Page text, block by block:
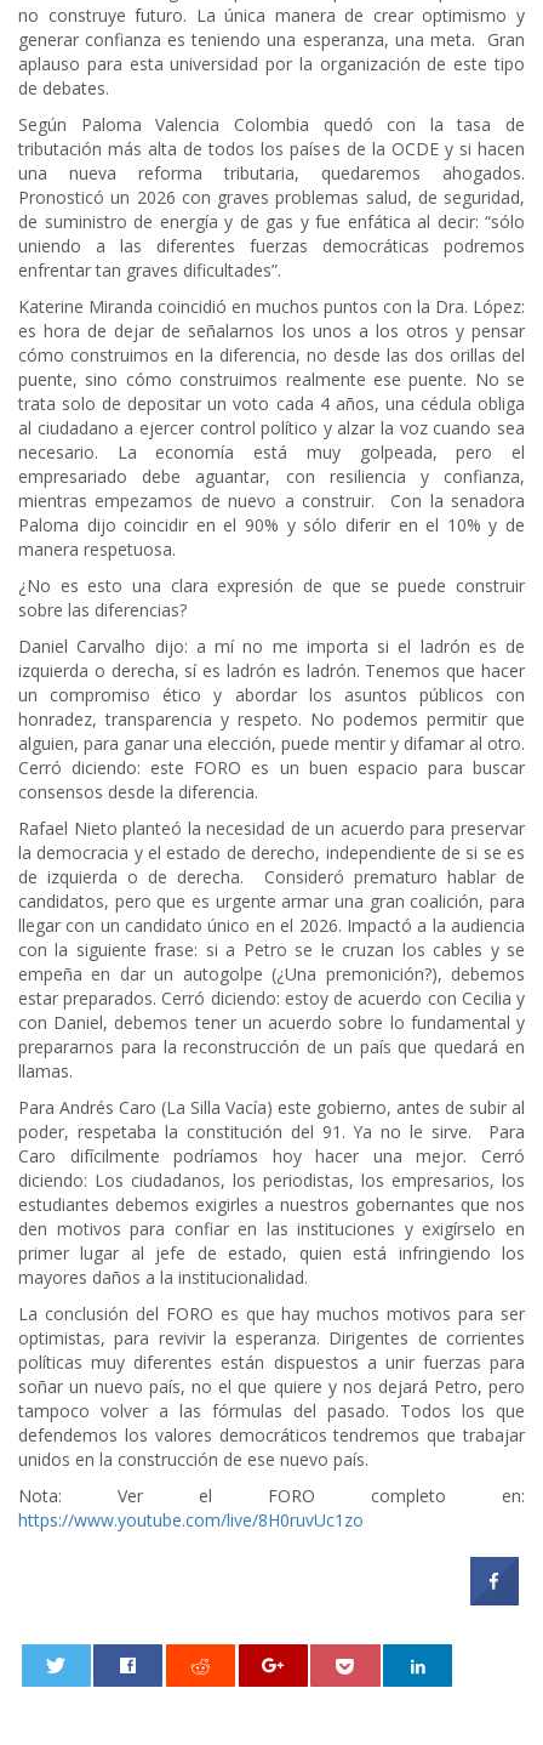
no construye futuro. La única manera de crear optimismo y
generar confianza es teniendo una esperanza, una meta. Gran
aplauso para esta universidad por la organización de este tipo
de debates.
Según Paloma Valencia Colombia quedó con la tasa de
tributación más alta de todos los países de la OCDE y si hacen
una nueva reforma tributaria, quedaremos ahogados.
Pronosticó un 2026 con graves problemas salud, de seguridad,
de suministro de energía y de gas y fue enfática al decir: “sólo
uniendo a las diferentes fuerzas democráticas podremos
enfrentar tan graves dificultades”.
Katerine Miranda coincidió en muchos puntos con la Dra. López:
es hora de dejar de señalarnos los unos a los otros y pensar
cómo construimos en la diferencia, no desde las dos orillas del
puente, sino cómo construimos realmente ese puente. No se
trata solo de depositar un voto cada 4 años, una cédula obliga
al ciudadano a ejercer control político y alzar la voz cuando sea
necesario. La economía está muy golpeada, pero el
empresariado debe aguantar, con resiliencia y confianza,
mientras empezamos de nuevo a construir. Con la senadora
Paloma dijo coincidir en el 90% y sólo diferir en el 10% y de
manera respetuosa.
¿No es esto una clara expresión de que se puede construir
sobre las diferencias?
Daniel Carvalho dijo: a mí no me importa si el ladrón es de
izquierda o derecha, sí es ladrón es ladrón. Tenemos que hacer
un compromiso ético y abordar los asuntos públicos con
honradez, transparencia y respeto. No podemos permitir que
alguien, para ganar una elección, puede mentir y difamar al otro.
Cerró diciendo: este FORO es un buen espacio para buscar
consensos desde la diferencia.
Rafael Nieto planteó la necesidad de un acuerdo para preservar
la democracia y el estado de derecho, independiente de si se es
de izquierda o de derecha. Consideró prematuro hablar de
candidatos, pero que es urgente armar una gran coalición, para
llegar con un candidato único en el 2026. Impactó a la audiencia
con la siguiente frase: si a Petro se le cruzan los cables y se
empeña en dar un autogolpe (¿Una premonición?), debemos
estar preparados. Cerró diciendo: estoy de acuerdo con Cecilia y
con Daniel, debemos tener un acuerdo sobre lo fundamental y
prepararnos para la reconstrucción de un país que quedará en
llamas.
Para Andrés Caro (La Silla Vacía) este gobierno, antes de subir al
poder, respetaba la constitución del 91. Ya no le sirve. Para
Caro difícilmente podríamos hoy hacer una mejor. Cerró
diciendo: Los ciudadanos, los periodistas, los empresarios, los
estudiantes debemos exigirles a nuestros gobernantes que nos
den motivos para confiar en las instituciones y exigírselo en
primer lugar al jefe de estado, quien está infringiendo los
mayores daños a la institucionalidad.
La conclusión del FORO es que hay muchos motivos para ser
optimistas, para revivir la esperanza. Dirigentes de corrientes
políticas muy diferentes están dispuestos a unir fuerzas para
soñar un nuevo país, no el que quiere y nos dejará Petro, pero
tampoco volver a las fórmulas del pasado. Todos los que
defendemos los valores democráticos tendremos que trabajar
unidos en la construcción de ese nuevo país.
Nota: Ver el FORO completo en:
https://www.youtube.com/live/8H0ruvUc1zo